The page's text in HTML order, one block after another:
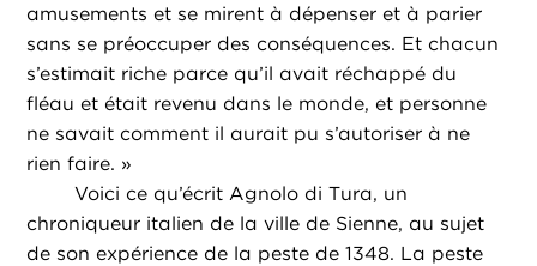
amusements et se mirent à dépenser et à parier
sans se préoccuper des conséquences. Et chacun
s’estimait riche parce qu’il avait réchappé du
fléau et était revenu dans le monde, et personne
ne savait comment il aurait pu s’autoriser à ne
rien faire. »
Voici ce qu’écrit Agnolo di Tura, un
chroniqueur italien de la ville de Sienne, au sujet
de son expérience de la peste de 1348. La peste